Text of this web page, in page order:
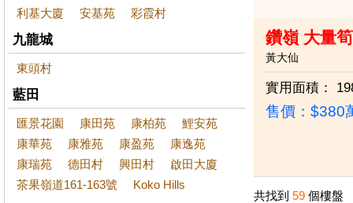
利基大廈 安基苑 彩霞村
九龍城
東頭村
藍田
匯景花園 康田苑 康柏苑
鯉安苑
康華苑
康雅苑 康盈苑
康逸苑
康瑞苑
德田村 興田村
啟田大廈
茶果嶺道161-163號
Koko Hills
鑽嶺 大量
黃大仙
實用面積：
售價： $380
共找到 59 個樓盤